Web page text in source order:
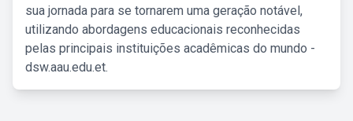
sua jornada para se tornarem uma geração notável,
utilizando abordagens educacionais reconhecidas
pelas principais instituições acadêmicas do mundo -
dsw.aau.edu.et.